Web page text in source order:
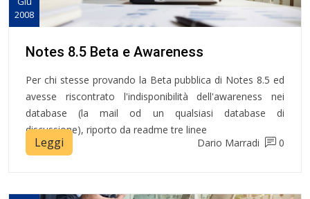
2008
Notes 8.5 Beta e Awareness
Per chi stesse provando la Beta pubblica di Notes 8.5 ed
avesse riscontrato l'indisponibilità dell'awareness nei
database (la mail od un qualsiasi database di
discussione), riporto da readme tre linee
Leggi Dario Marradi 0